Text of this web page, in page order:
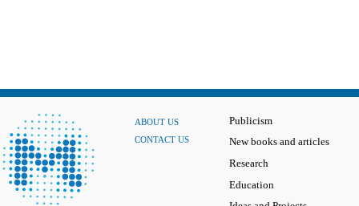
ABOUT US
CONTACT US
Publicism
New books and articles
Research
Education